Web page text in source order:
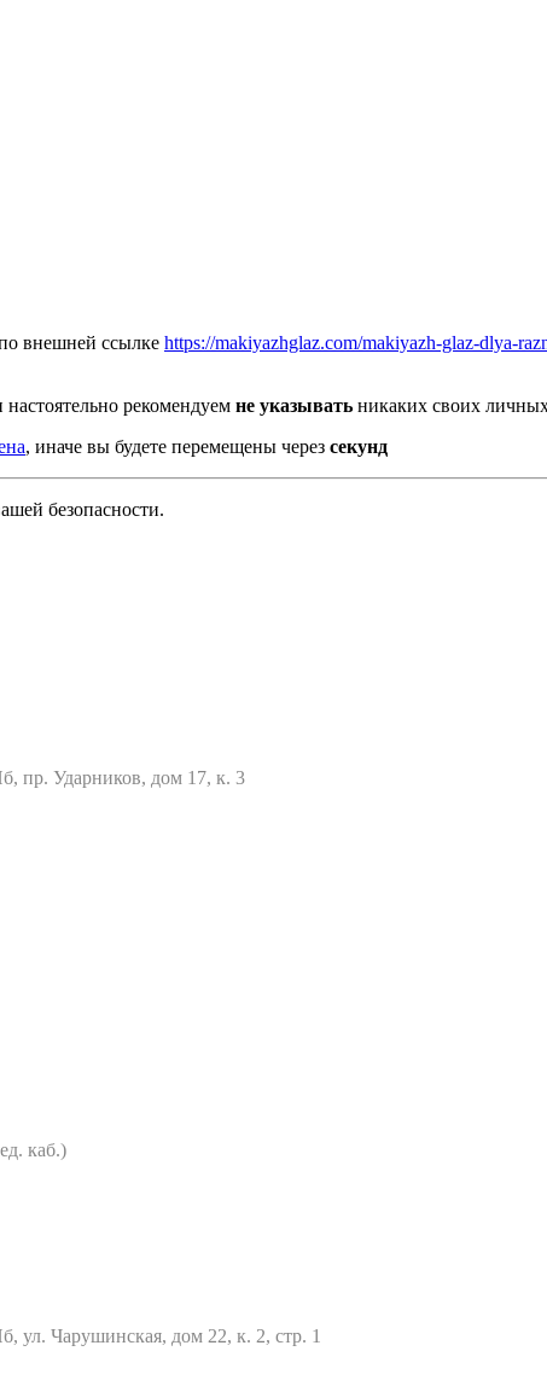
внешней ссылке https://makiyazhglaz.com/makiyazh-glaz-dlya-
настоятельно рекомендуем не указывать никаких своих
, иначе вы будете перемещены через секунд
безопасности.
пр. Ударников, дом 17, к. 3
каб.)
ул. Чарушинская, дом 22, к. 2, стр. 1